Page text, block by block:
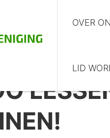
OVER
LID